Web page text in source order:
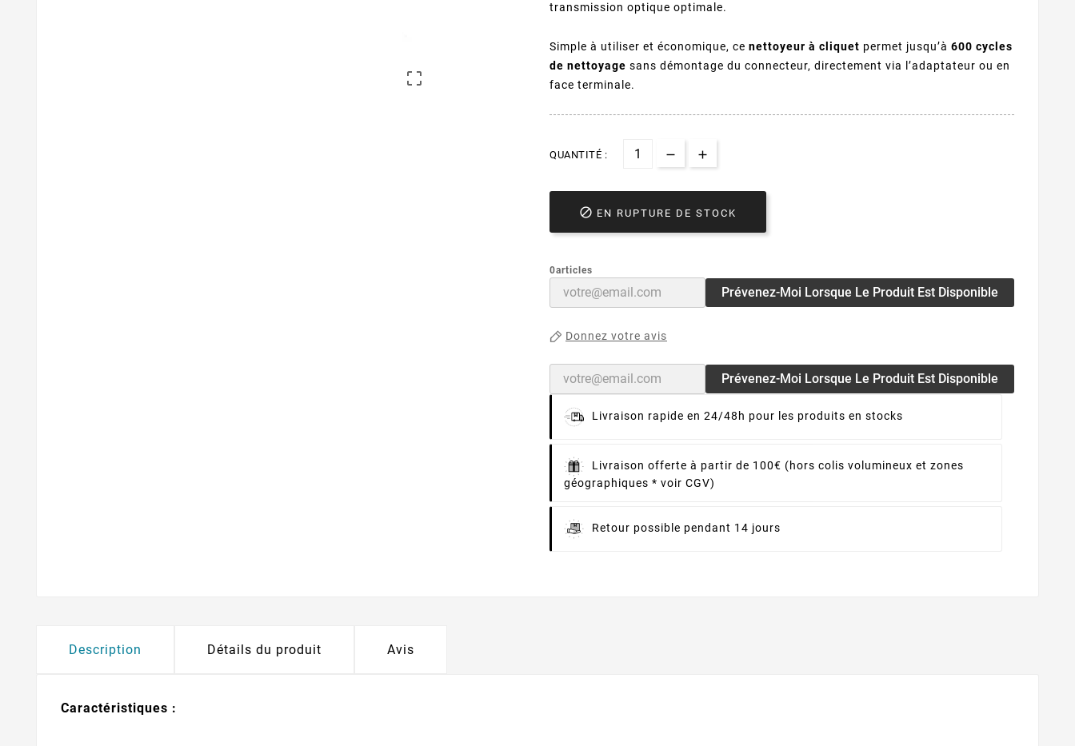

transmission optique optimale.
Simple à utiliser et économique, ce nettoyeur à cliquet permet jusqu’à 600 cycles
de nettoyage sans démontage du connecteur, directement via l’adaptateur ou en
face terminale.
QUANTITÉ :
 EN RUPTURE DE STOCK
0articles
Prévenez-Moi Lorsque Le Produit Est Disponible
Donnez votre avis
Prévenez-Moi Lorsque Le Produit Est Disponible
Livraison rapide en 24/48h pour les produits en stocks
Livraison offerte à partir de 100€ (hors colis volumineux et zones
géographiques * voir CGV)
Retour possible pendant 14 jours
Description Détails du produit Avis
Caractéristiques :